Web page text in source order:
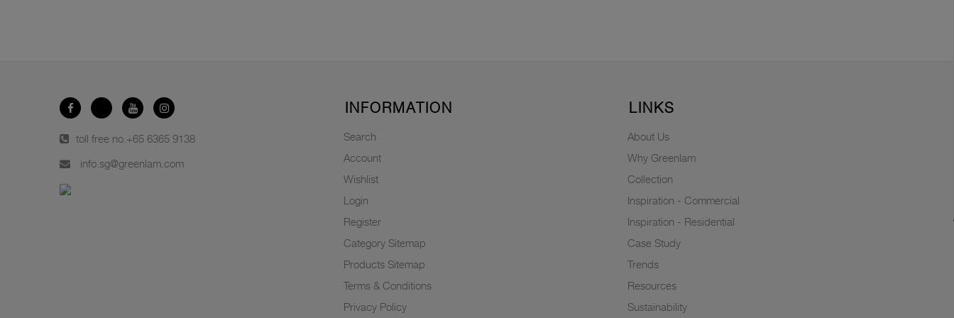
toll free no. +65 6365 9138
info.sg@greenlam.com
INFORMATION
Search
Account
Wishlist
Login
Register
Category Sitemap
Products Sitemap
Terms & Conditions
Privacy Policy
LINKS
About Us
Why Greenlam
Collection
Inspiration - Commercial
Inspiration - Residential
Case Study
Trends
Resources
Sustainability